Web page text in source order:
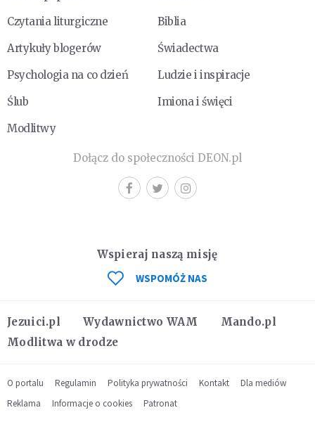
Czytania liturgiczne
Biblia
Artykuły blogerów
Świadectwa
Psychologia na co dzień
Ludzie i inspiracje
Ślub
Imiona i święci
Modlitwy
Dołącz do społeczności DEON.pl
Jezuici.pl Wydawnictwo WAM
Mando.pl
Modlitwa w drodze
Wspieraj naszą misję
WSPOMÓŻ NAS
O portalu Regulamin Polityka prywatności Kontakt
Dla mediów
Reklama
Informacje o cookies Patronat